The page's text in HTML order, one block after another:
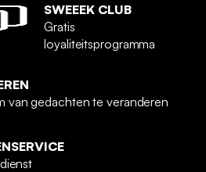
SWEEEK CLUB
Gratis
loyaliteitsprogramma
van gedachten te veranderen